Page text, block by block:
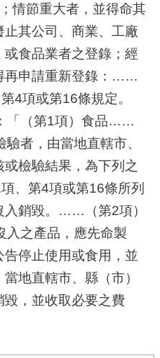
情節重大者，並得命其
其公司、商業、工廠
食品業者之登錄；經
再申請重新登錄：……
4項或第16條規定。
「（第1項）食品……
者，由當地直轄市、
檢驗結果，為下列之
、第4項或第16條所列
入銷毀。……（第2項）
入之產品，應先命製
停止使用或食用，並
地直轄市、縣（市）
，並收取必要之費